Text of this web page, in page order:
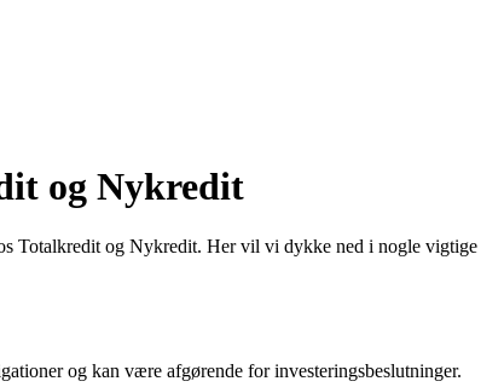
og Nykredit
Totalkredit og Nykredit. Her vil vi dykke ned i nogle vigtige
og kan være afgørende for investeringsbeslutninger.